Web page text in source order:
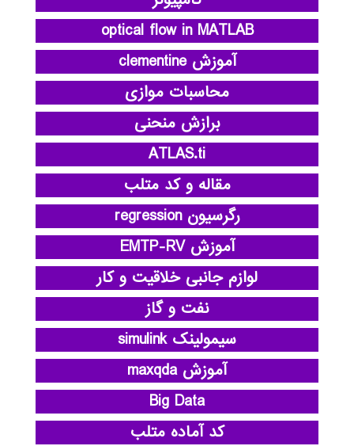
optical flow in MATLAB
آموزش clementine
محاسبات موازی
برازش منحنی
ATLAS.ti
مقاله و کد متلب
رگرسیون regression
آموزش EMTP-RV
لوازم جانبی خلاقیت و کار
نفت و گاز
سیمولینک simulink
آموزش maxqda
Big Data
کد آماده متلب